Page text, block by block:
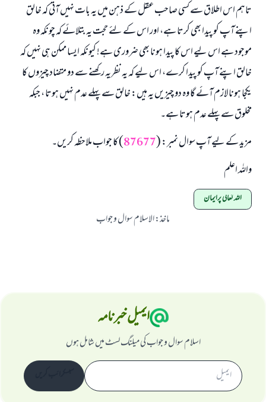
تاہم اس اطلاق سے کسی صاحب عقل کے ذہن میں یہ بات نہیں آتی کہ خالق
اپنے آپ کو پیدا بھی کرتا ہے، اور اس کے لئے حجت یہ بتلائے کہ چونکہ وہ
موجود ہے اس لیے اس کا پیدا ہونا بھی ضروری ہے! کیونکہ ایسا ممکن ہی نہیں کہ
خالق اپنے آپ کو پیدا کرے، اس لیے کہ یہ نظریہ رکھنے سے دو متضاد چیزوں کا
یکجا ہونا لازم آئے گا وہ دو چیزیں یہ ہیں: خالق سے پہلے عدم نہیں ہوتا ، جبکہ
مخلوق سے پہلے عدم ہوتا ہے۔
مزید کے لیے آپ سوال نمبر: (87677) کا جواب ملاحظہ کریں۔
واللہ اعلم
اللہ تعالی پرایمان
ماخذ:الاسلام سوال و جواب
ایمیل خبرنامہ
اسلام سوال و جواب کی میلنگ لسٹ میں شامل ہوں